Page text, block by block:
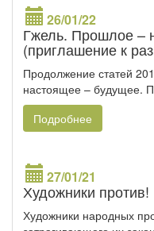
26/01/22
Гжель. Прошлое –
(приглашение к
Продолжение статей
настоящее – будущее.
Подробнее
27/01/21
Художники против!
Художники народных